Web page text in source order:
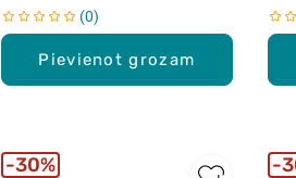
Pievienot grozam
0
30%